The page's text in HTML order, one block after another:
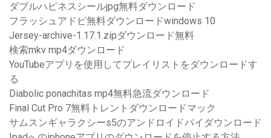
ダブルハピネスシールjpg無料ダウンロード
フラッシュアドビ無料ダウンロードwindows 10
Jersey-archive-1.17.1.zipダウンロード無料
検索mkv mp4ダウンロード
YouTubeアプリを使用してプレイリストをダウンロードす
る
Diabolic ponachitas mp4無料急流ダウンロード
Final Cut Pro 7無料トレントダウンロードマック
サムスンギャラクシーs5のアンドロイドパイダウンロード